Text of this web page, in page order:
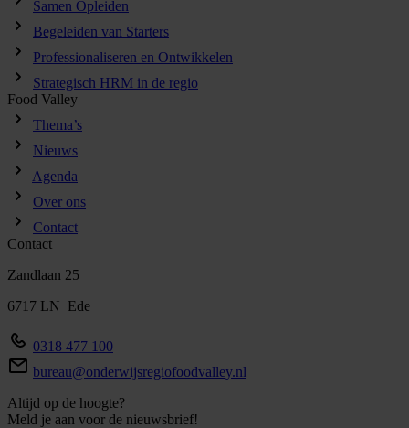
Samen Opleiden
Begeleiden van Starters
Professionaliseren en Ontwikkelen
Strategisch HRM in de regio
Food Valley
Thema’s
Nieuws
Agenda
Over ons
Contact
Contact
Zandlaan 25
6717 LN Ede
0318 477 100
bureau@onderwijsregiofoodvalley.nl
Altijd op de hoogte?
Meld je aan voor de nieuwsbrief!